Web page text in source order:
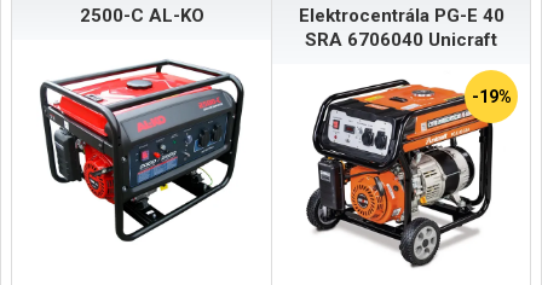
2500-C AL-KO
Elektrocentrála PG-E 40
SRA 6706040 Unicraft
-19%